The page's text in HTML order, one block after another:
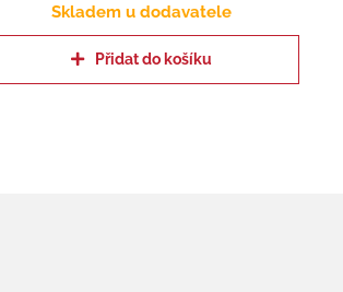
Skladem u dodavatele
Přidat do košíku